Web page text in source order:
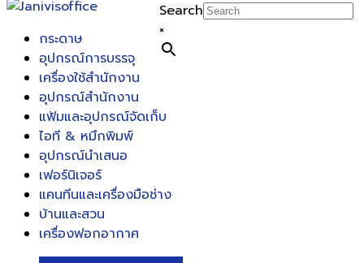
Search
×
กระดาษ
อุปกรณ์การบรรจุ
เครื่องใช้สำนักงาน
อุปกรณ์สำนักงาน
แฟ้มและอุปกรณ์จัดเก็บ
ไอที & หมึกพิมพ์
อุปกรณ์นำเสนอ
เฟอร์นิเจอร์
แคนทีนและเครื่องมือช่าง
บ้านและสวน
เครื่องฟอกอากาศ